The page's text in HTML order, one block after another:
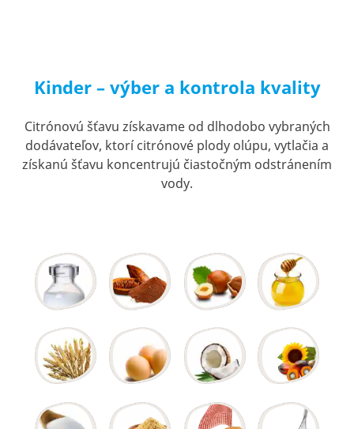
Kinder – výber a kontrola kvality
Citrónovú šťavu získavame od dlhodobo vybraných
dodávateľov, ktorí citrónové plody olúpu, vytlačia a
získanú šťavu koncentrujú čiastočným odstránením
vody.